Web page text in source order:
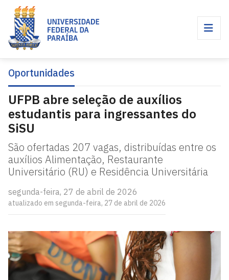
Oportunidades
UFPB abre seleção de auxílios
estudantis para ingressantes do
SiSU
São ofertadas 207 vagas, distribuídas entre os
auxílios Alimentação, Restaurante
Universitário (RU) e Residência Universitária
segunda-feira, 27 de abril de 2026
atualizado em segunda-feira, 27 de abril de 2026